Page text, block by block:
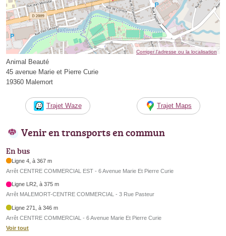
Corriger l’adresse ou la localisation
Animal Beauté
45 avenue Marie et Pierre Curie
19360 Malemort
Trajet Waze Trajet Maps
Venir en transports en commun
En bus
Ligne 4, à 367 m
Arrêt CENTRE COMMERCIAL EST - 6 Avenue Marie Et Pierre Curie
Ligne LR2, à 375 m
Arrêt MALEMORT-CENTRE COMMERCIAL - 3 Rue Pasteur
Ligne 271, à 346 m
Arrêt CENTRE COMMERCIAL - 6 Avenue Marie Et Pierre Curie
Voir tout